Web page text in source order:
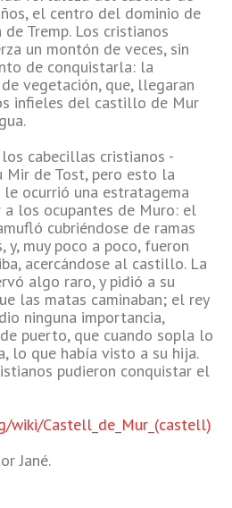
el centro del dominio de
Tremp. Los cristianos
un montón de veces, sin
de conquistarla: la
vegetación, que, llegaran
infieles del castillo de Mur
cabecillas cristianos -
Mir de Tost, pero esto la
ocurrió una estratagema
a los ocupantes de Muro: el
cubriéndose de ramas
y, muy poco a poco, fueron
acercándose al castillo. La
algo raro, y pidió a su
las matas caminaban; el rey
ninguna importancia,
puerto, que cuando sopla lo
lo que había visto a su hija.
pudieron conquistar el
wiki/Castell_de_Mur_(castell)
Jané.